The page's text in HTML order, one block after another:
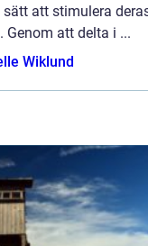
sätt att stimulera
Genom att delta i ...
Wiklund